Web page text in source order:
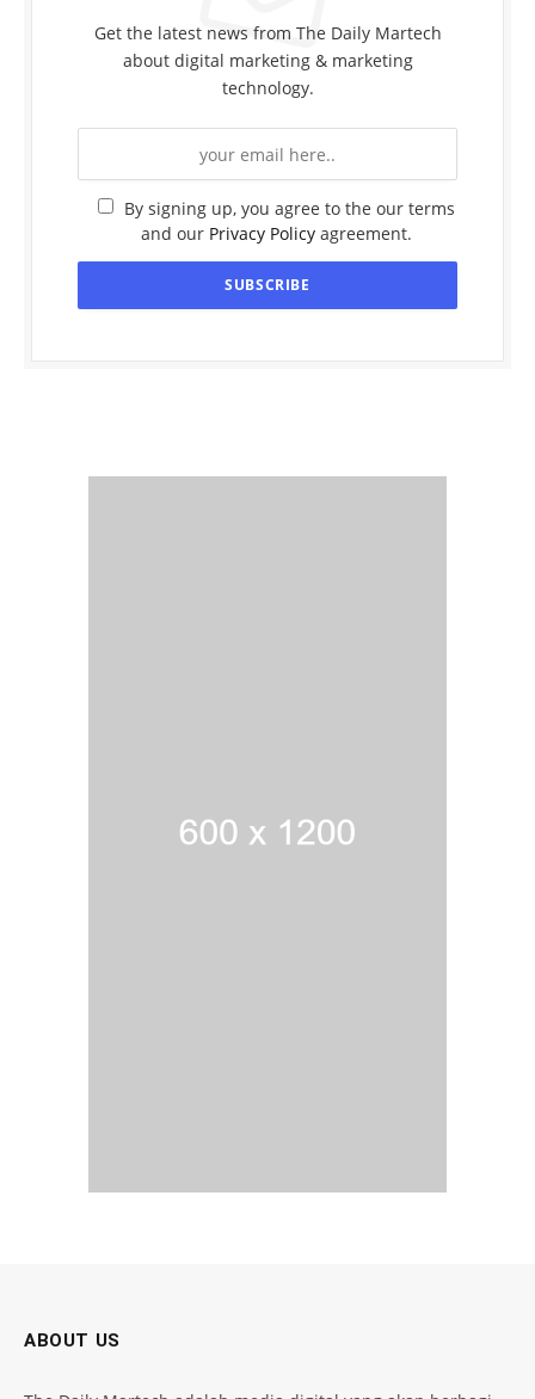
Get the latest news from The Daily Martech
about digital marketing & marketing
technology.
By signing up, you agree to the our terms
and our Privacy Policyagreement.
ABOUT US